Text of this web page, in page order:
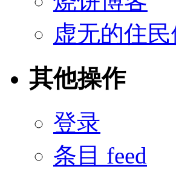
虚无的住民
其他操作
登录
条目 feed